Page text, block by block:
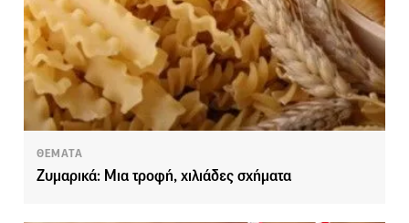
ΘΕΜΑΤΑ
Ζυμαρικά: Μια τροφή, χιλιάδες σχήματα